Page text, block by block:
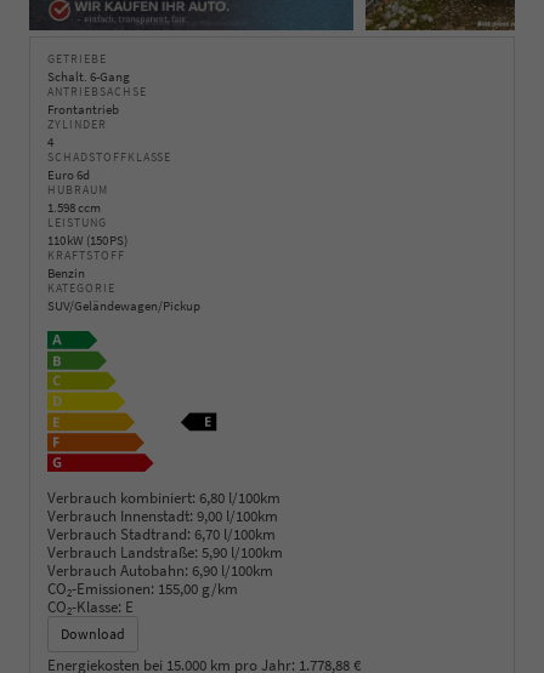
GETRIEBE
Schalt. 6-Gang
ANTRIEBSACHSE
Frontantrieb
ZYLINDER
4
SCHADSTOFFKLASSE
Euro 6d
HUBRAUM
1.598 ccm
LEISTUNG
110 kW (150 PS)
KRAFTSTOFF
Benzin
KATEGORIE
SUV/Geländewagen/Pickup
Verbrauch kombiniert: 6,80 l/100km
Verbrauch Innenstadt: 9,00 l/100km
Verbrauch Stadtrand: 6,70 l/100km
Verbrauch Landstraße: 5,90 l/100km
Verbrauch Autobahn: 6,90 l/100km
CO2-Emissionen: 155,00 g/km
CO2-Klasse: E
Download
Energiekosten bei 15.000 km pro Jahr: 1.778,88 €